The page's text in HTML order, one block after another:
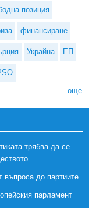
позиция
финансиране
Украйна ЕП
още...
трябва да се
въпроса до партиите
парламент